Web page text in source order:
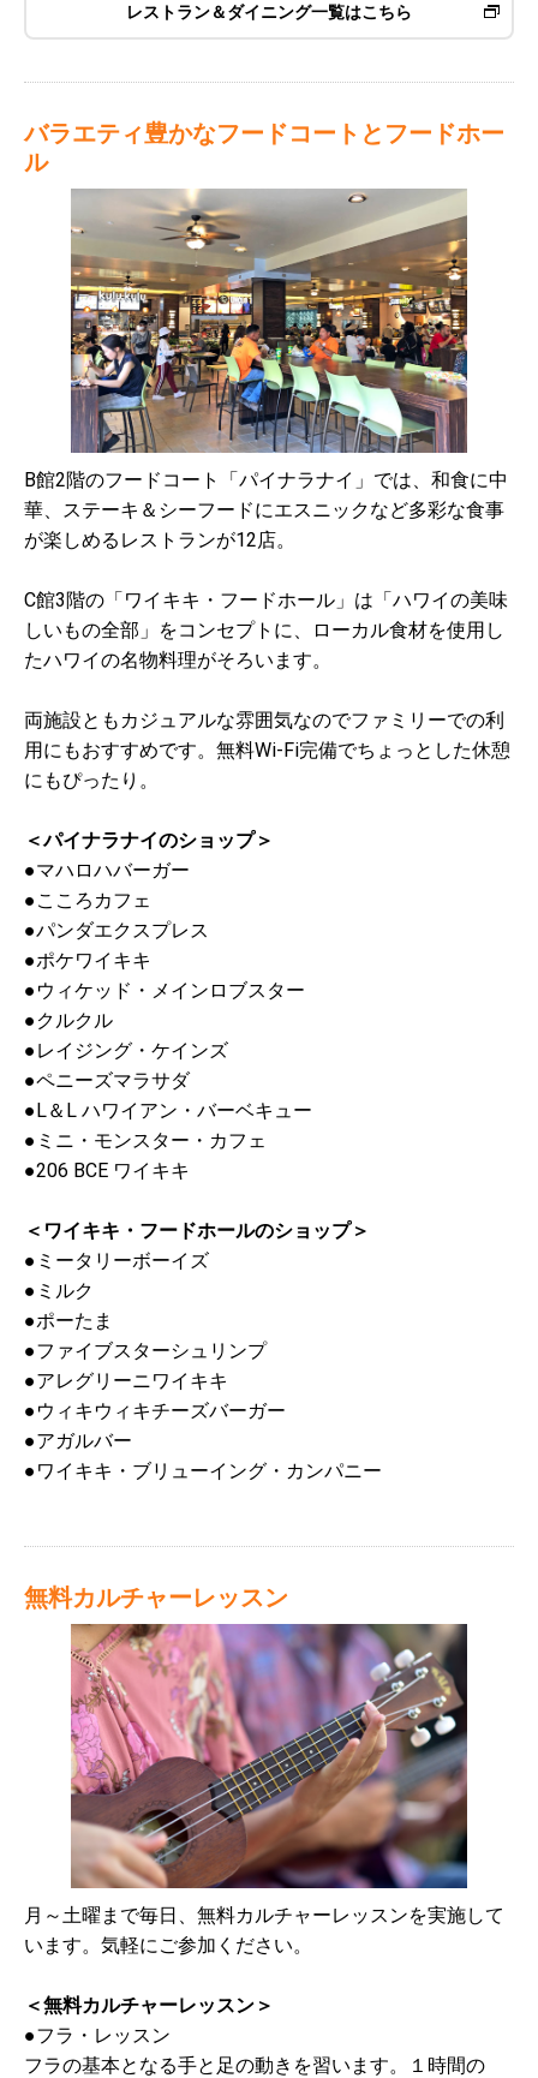
レストラン＆ダイニング一覧はこちら
バラエティ豊かなフードコートとフードホー
ル
B館2階のフードコート「パイナラナイ」では、和食に中
華、ステーキ＆シーフードにエスニックなど多彩な食事
が楽しめるレストランが12店。
C館3階の「ワイキキ・フードホール」は「ハワイの美味
しいもの全部」をコンセプトに、ローカル食材を使用し
たハワイの名物料理がそろいます。
両施設ともカジュアルな雰囲気なのでファミリーでの利
用にもおすすめです。無料Wi-Fi完備でちょっとした休憩
にもぴったり。
＜パイナラナイのショップ＞
●マハロハバーガー
●こころカフェ
●パンダエクスプレス
●ポケワイキキ
●ウィケッド・メインロブスター
●クルクル
●レイジング・ケインズ
●ペニーズマラサダ
●L＆L ハワイアン・バーベキュー
●ミニ・モンスター・カフェ
●206 BCE ワイキキ
＜ワイキキ・フードホールのショップ＞
●ミータリーボーイズ
●ミルク
●ポーたま
●ファイブスターシュリンプ
●アレグリーニワイキキ
●ウィキウィキチーズバーガー
●アガルバー
●ワイキキ・ブリューイング・カンパニー
無料カルチャーレッスン
月～土曜まで毎日、無料カルチャーレッスンを実施して
います。気軽にご参加ください。
＜無料カルチャーレッスン＞
●フラ・レッスン
フラの基本となる手と足の動きを習います。１時間の